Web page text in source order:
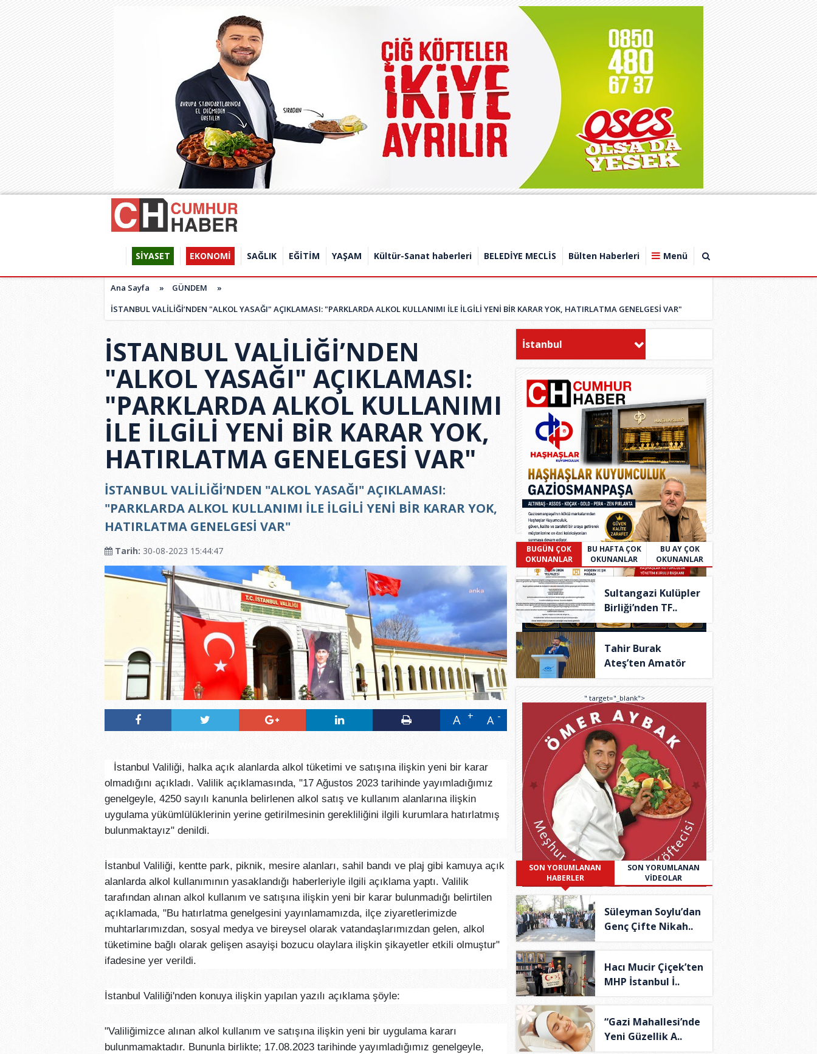
SİYASET EKONOMİ SAĞLIK EĞİTİM YAŞAM Kültür-Sanat haberleri BELEDİYE MECLİS Bülten Haberleri Menü
Ana Sayfa » GÜNDEM
»
İSTANBUL VALİLİĞİ’NDEN "ALKOL YASAĞI" AÇIKLAMASI: "PARKLARDA ALKOL KULLANIMI İLE İLGİLİ YENİ BİR KARAR YOK, HATIRLATMA GENELGESİ VAR"
İSTANBUL VALİLİĞİ’NDEN
"ALKOL YASAĞI" AÇIKLAMASI:
"PARKLARDA ALKOL KULLANIMI
İLE İLGİLİ YENİ BİR KARAR YOK,
HATIRLATMA GENELGESİ VAR"
İSTANBUL VALİLİĞİ’NDEN "ALKOL YASAĞI" AÇIKLAMASI:
"PARKLARDA ALKOL KULLANIMI İLE İLGİLİ YENİ BİR KARAR YOK,
HATIRLATMA GENELGESİ VAR"
Tarih: 30-08-2023 15:44:47
A A
İstanbul Valiliği, halka açık alanlarda alkol tüketimi ve satışına ilişkin yeni bir karar
olmadığını açıkladı. Valilik açıklamasında, "17 Ağustos 2023 tarihinde yayımladığımız
genelgeyle, 4250 sayılı kanunla belirlenen alkol satış ve kullanım alanlarına ilişkin
uygulama yükümlülüklerinin yerine getirilmesinin gerekliliğini ilgili kurumlara hatırlatmış
bulunmaktayız" denildi.
İstanbul Valiliği, kentte park, piknik, mesire alanları, sahil bandı ve plaj gibi kamuya açık
alanlarda alkol kullanımının yasaklandığı haberleriyle ilgili açıklama yaptı. Valilik
tarafından alınan alkol kullanım ve satışına ilişkin yeni bir karar bulunmadığı belirtilen
açıklamada, "Bu hatırlatma genelgesini yayınlamamızda, ilçe ziyaretlerimizde
muhtarlarımızdan, sosyal medya ve bireysel olarak vatandaşlarımızdan gelen, alkol
tüketimine bağlı olarak gelişen asayişi bozucu olaylara ilişkin şikayetler etkili olmuştur"
ifadesine yer verildi.
İstanbul Valiliği'nden konuya ilişkin yapılan yazılı açıklama şöyle:
"Valiliğimizce alınan alkol kullanım ve satışına ilişkin yeni bir uygulama kararı
bulunmamaktadır. Bununla birlikte; 17.08.2023 tarihinde yayımladığımız genelgeyle,
İstanbul
BUGÜN ÇOK
OKUNANLAR
BU HAFTA ÇOK
OKUNANLAR
BU AY ÇOK
OKUNANLAR
Sultangazi Kulüpler
Birliği’nden TF..
Tahir Burak
Ateş’ten Amatör
Spor İç..
" target="_blank">
SON YORUMLANAN
HABERLER
SON YORUMLANAN
VİDEOLAR
Süleyman Soylu’dan
Genç Çifte Nikah..
Hacı Mucir Çiçek’ten
MHP İstanbul İ..
“Gazi Mahallesi’nde
Yeni Güzellik A..